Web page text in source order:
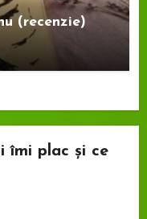
(recenzie)
îmi plac și ce